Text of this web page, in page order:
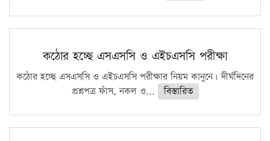
কঠোর হচ্ছে এসএসসি ও এইচএসসি পরীক্ষা
কঠোর হচ্ছে এসএসসি ও এইচএসসি পরীক্ষার নিয়ম কানুনে। দীর্ঘদিনের
প্রশ্নপত্র ফাঁস, নকল ও...
বিস্তারিত